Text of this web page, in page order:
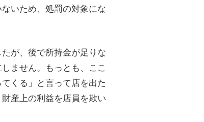
いため、処罰の対象にな
が、後で所持金が足りな
ません。もっとも、ここ
くる」と言って店を出た
産上の利益を店員を欺い